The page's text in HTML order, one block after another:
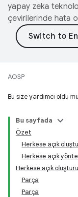
yapay zeka
çevirilerinde hata
AOSP
Bu size yardımcı oldu
Bu sayfada
Özet
Herkese açık
Herkese açık
Herkese açık
Parça
Parça